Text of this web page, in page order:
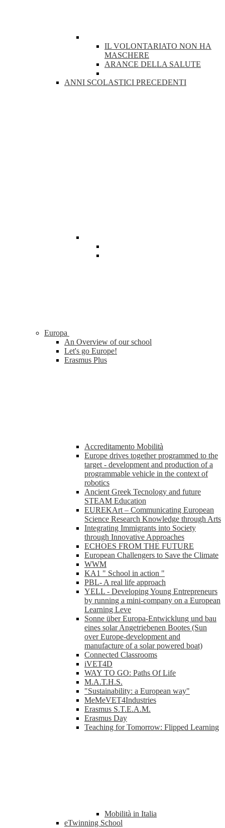
IL VOLONTARIATO NON HA
MASCHERE
ARANCE DELLA SALUTE
ANNI SCOLASTICI PRECEDENTI
Europa
An Overview of our school
Let's go Europe!
Erasmus Plus
Accreditamento Mobilità
Europe drives together programmed to the
target - development and production of a
programmable vehicle in the context of
robotics
Ancient Greek Tecnology and future
STEAM Education
EUREKArt – Communicating European
Science Research Knowledge through Arts
Integrating Immigrants into Society
through Innovative Approaches
ECHOES FROM THE FUTURE
European Challengers to Save the Climate
WWM
KA1 " School in action "
PBL- A real life approach
YELL - Developing Young Entrepreneurs
by running a mini-company on a European
Learning Leve
Sonne über Europa-Entwicklung und bau
eines solar Angetriebenen Bootes (Sun
over Europe-development and
manufacture of a solar powered boat)
Connected Classrooms
iVET4D
WAY TO GO: Paths Of Life
M.A.T.H.S.
"Sustainability: a European way"
MeMeVET4Industries
Erasmus S.T.E.A.M.
Erasmus Day
Teaching for Tomorrow: Flipped Learning
Mobilità in Italia
eTwinning School